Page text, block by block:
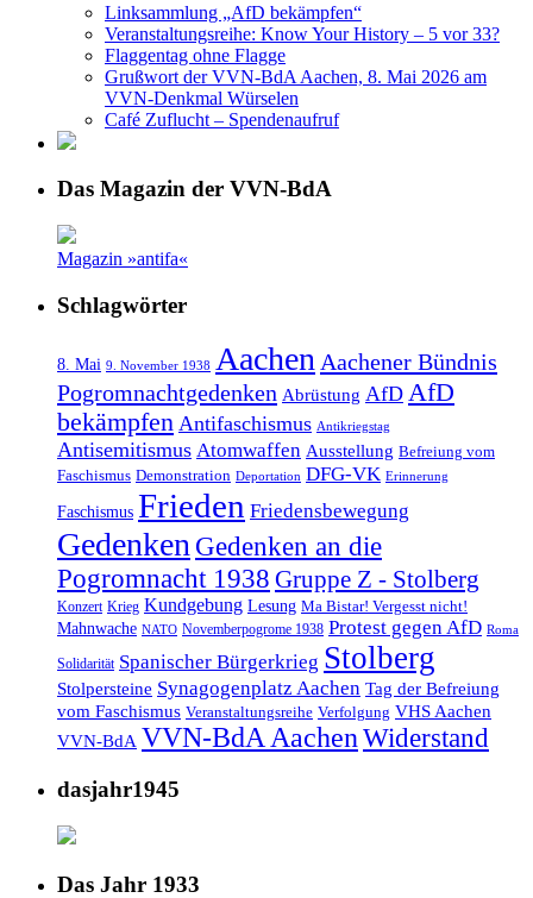
Linksammlung „AfD bekämpfen“
Veranstaltungsreihe: Know Your History – 5 vor 33?
Flaggentag ohne Flagge
Grußwort der VVN-BdA Aachen, 8. Mai 2026 am
VVN-Denkmal Würselen
Café Zuflucht – Spendenaufruf
Das Magazin der VVN-BdA
Magazin »antifa«
Schlagwörter
8. Mai 9. November 1938 Aachen Aachener Bündnis
Pogromnachtgedenken Abrüstung AfD AfD
bekämpfen Antifaschismus Antikriegstag
Antisemitismus Atomwaffen Ausstellung Befreiung vom
Faschismus Demonstration Deportation DFG-VK Erinnerung
Faschismus Frieden Friedensbewegung
Gedenken Gedenken an die
Pogromnacht 1938 Gruppe Z - Stolberg
Konzert Krieg Kundgebung Lesung Ma Bistar! Vergesst nicht!
Mahnwache NATO Novemberpogrome 1938 Protest gegen AfD Roma
Solidarität Spanischer Bürgerkrieg Stolberg
Stolpersteine Synagogenplatz Aachen Tag der Befreiung
vom Faschismus Veranstaltungsreihe Verfolgung VHS Aachen
VVN-BdA VVN-BdA AachenWiderstand
dasjahr1945
Das Jahr 1933